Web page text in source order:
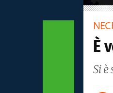
È
Si è